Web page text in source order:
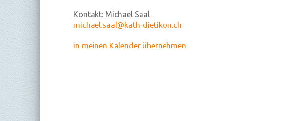
Kontakt: Michael Saal
michael.saal@kath-dietikon.ch
in meinen Kalender übernehmen